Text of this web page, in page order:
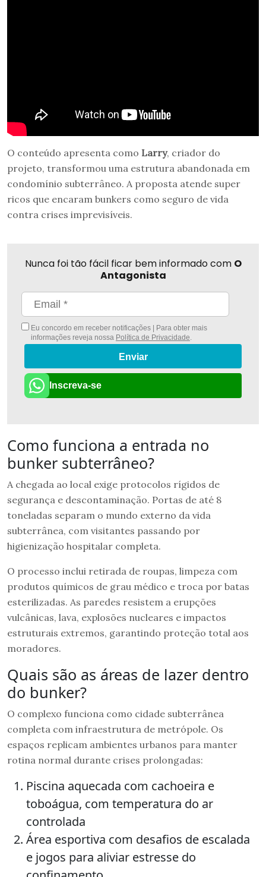
O conteúdo apresenta como Larry, criador do
projeto, transformou uma estrutura abandonada em
condomínio subterrâneo. A proposta atende super
ricos que encaram bunkers como seguro de vida
contra crises imprevisíveis.
Nunca foi tão fácil ficar bem informado com O
Antagonista
Eu concordo em receber notificações | Para obter mais
informações reveja nossa Política de Privacidade.
Enviar
Inscreva-se
Como funciona a entrada no
bunker subterrâneo?
A chegada ao local exige protocolos rígidos de
segurança e descontaminação. Portas de até 8
toneladas separam o mundo externo da vida
subterrânea, com visitantes passando por
higienização hospitalar completa.
O processo inclui retirada de roupas, limpeza com
produtos químicos de grau médico e troca por batas
esterilizadas. As paredes resistem a erupções
vulcânicas, lava, explosões nucleares e impactos
estruturais extremos, garantindo proteção total aos
moradores.
Quais são as áreas de lazer dentro
do bunker?
O complexo funciona como cidade subterrânea
completa com infraestrutura de metrópole. Os
espaços replicam ambientes urbanos para manter
rotina normal durante crises prolongadas:
Piscina aquecada com cachoeira e
toboágua, com temperatura do ar
controlada
Área esportiva com desafios de escalada
e jogos para aliviar estresse do